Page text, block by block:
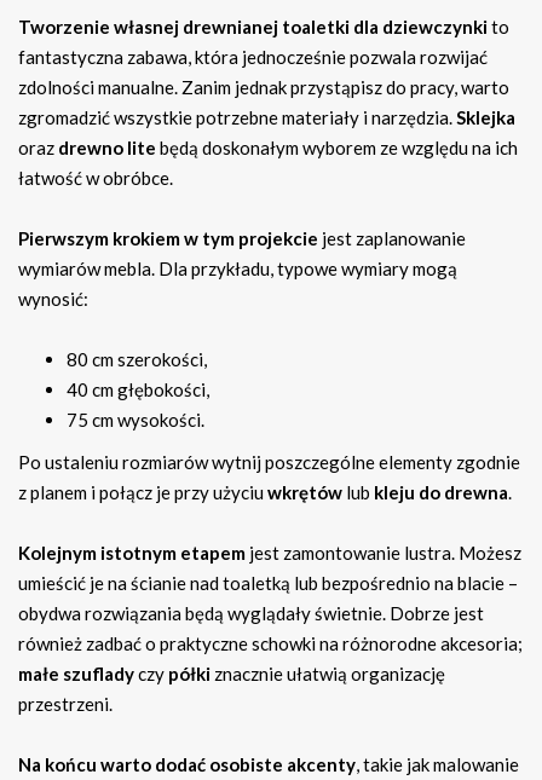
Tworzenie własnej drewnianej toaletki dla dziewczynkito
fantastyczna zabawa, która jednocześnie pozwala rozwijać
zdolności manualne. Zanim jednak przystąpisz do pracy, warto
zgromadzić wszystkie potrzebne materiały i narzędzia.Sklejka
oraz drewno lite będą doskonałym wyborem ze względu na ich
łatwość w obróbce.
Pierwszym krokiem w tym projekcie jest zaplanowanie
wymiarów mebla. Dla przykładu, typowe wymiary mogą
wynosić:
80 cm szerokości,
40 cm głębokości,
75 cm wysokości.
Po ustaleniu rozmiarów wytnij poszczególne elementy zgodnie
z planem i połącz je przy użyciuwkrętów lub kleju do drewna.
Kolejnym istotnym etapem jest zamontowanie lustra. Możesz
umieścić je na ścianie nad toaletką lub bezpośrednio na blacie –
obydwa rozwiązania będą wyglądały świetnie. Dobrze jest
również zadbać o praktyczne schowki na różnorodne akcesoria;
małe szufladyczy półki znacznie ułatwią organizację
przestrzeni.
Na końcu warto dodać osobiste akcenty, takie jak malowanie